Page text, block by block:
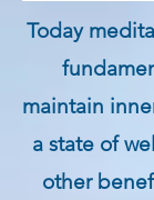
Today
maintain
a state of
other